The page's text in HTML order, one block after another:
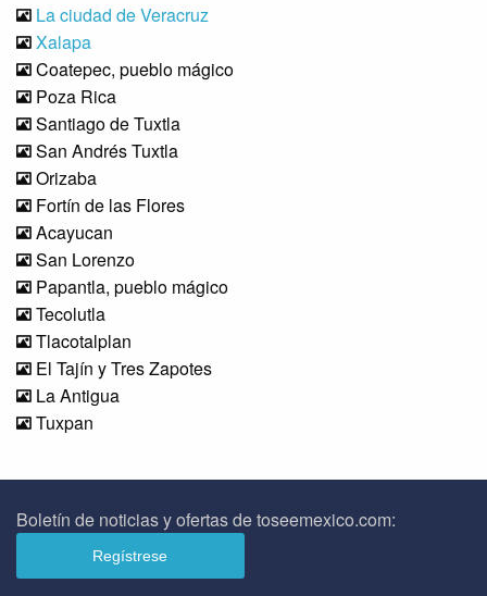
La ciudad de Veracruz
Xalapa
Coatepec, pueblo mágico
Poza Rica
Santiago de Tuxtla
San Andrés Tuxtla
Orizaba
Fortín de las Flores
Acayucan
San Lorenzo
Papantla, pueblo mágico
Tecolutla
Tlacotalplan
El Tajín y Tres Zapotes
La Antigua
Tuxpan
Boletín de noticias y ofertas de toseemexico.com: